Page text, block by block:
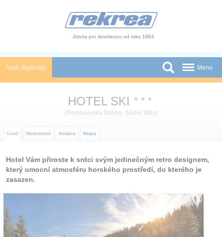
Jistota pro dovolenou od roku 1963
Najít ubytování
Autobusové zájezdy
Novinky
Atrakce
O nás
Kontakt
Menu
HOTEL SKI ★ ★ ★
( Demänovská Dolina, Nízké Tatry)
Úvod Hodnocení Atrakce Mapa
Hotel Vám přiroste k srdci svým jedinečným retro designem,
který umocní atmosféru horského prostředí, do kterého je
zasazen.